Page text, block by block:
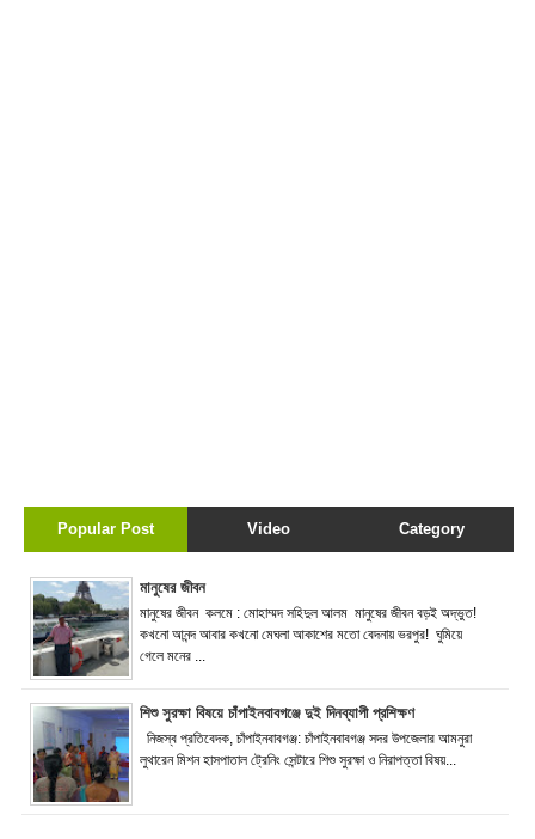
Popular Post Video Category
মানুষের জীবন
মানুষের জীবন কলমে : মোহাম্মদ সহিদুল আলম মানুষের জীবন বড়ই অদ্ভুত!
কখনো আনন্দ আবার কখনো মেঘলা আকাশের মতো বেদনায় ভরপুর! ঘুমিয়ে
গেলে মনের ...
শিশু সুরক্ষা বিষয়ে চাঁপাইনবাবগঞ্জে দুই দিনব্যাপী প্রশিক্ষণ
নিজস্ব প্রতিবেদক, চাঁপাইনবাবগঞ্জ: চাঁপাইনবাবগঞ্জ সদর উপজেলার আমনুরা
লুথারেন মিশন হাসপাতাল ট্রেনিং সেন্টারে শিশু সুরক্ষা ও নিরাপত্তা বিষয়...